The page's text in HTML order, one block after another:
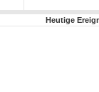
Heutige